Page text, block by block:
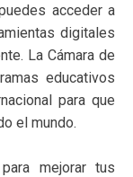
acceder a
digitales
La Cámara de
educativos
para que
el mundo.
mejorar tus